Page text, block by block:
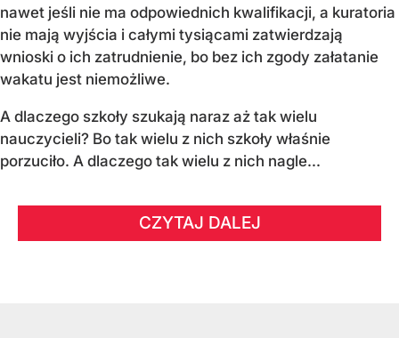
nawet jeśli nie ma odpowiednich kwalifikacji, a kuratoria
nie mają wyjścia i całymi tysiącami zatwierdzają
wnioski o ich zatrudnienie, bo bez ich zgody załatanie
wakatu jest niemożliwe.
A dlaczego szkoły szukają naraz aż tak wielu
nauczycieli? Bo tak wielu z nich szkoły właśnie
porzuciło. A dlaczego tak wielu z nich nagle...
CZYTAJ DALEJ